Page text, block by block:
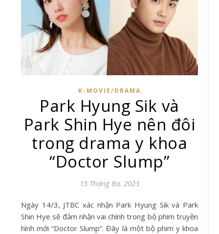
K-MOVIE/DRAMA
Park Hyung Sik và
Park Shin Hye nên đôi
trong drama y khoa
“Doctor Slump”
15 Tháng Ba, 2023
Ngày 14/3, JTBC xác nhận Park Hyung Sik và Park
Shin Hye sẽ đảm nhận vai chính trong bộ phim truyền
hình mới “Doctor Slump“. Đây là một bộ phim y khoa